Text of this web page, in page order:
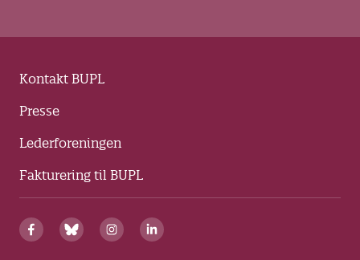
Kontakt BUPL
Presse
Lederforeningen
Fakturering til BUPL